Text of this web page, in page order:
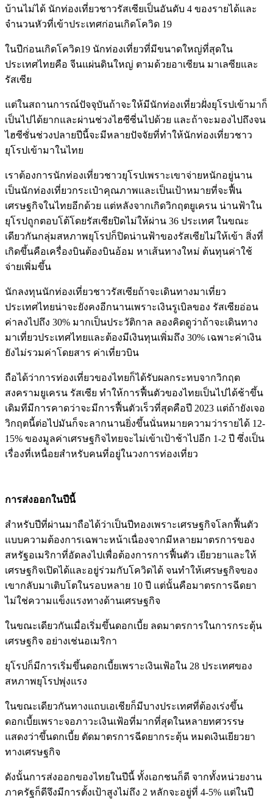
บ้านไม่ได้ นักท่องเที่ยวชาวรัสเซียเป็นอันดับ 4 ของรายได้และ
จำนวนหัวที่เข้าประเทศก่อนเกิดโควิด 19
ในปีก่อนเกิดโควิด19 นักท่องเที่ยวที่มีขนาดใหญ่ที่สุดใน
ประเทศไทยคือ จีนแผ่นดินใหญ่ ตามด้วยอาเซียน มาเลซียและ
รัสเซีย
แต่ในสถานการณ์ปัจจุบันถ้าจะให้มีนักท่องเที่ยวฝั่งยุโรปเข้ามาก็
เป็นไปได้ยากและผ่านช่วงไฮซีซี่นไปด้วย และถ้าจะมองไปถึงจน
ไฮซีซั่นช่วงปลายปีนี้จะมีหลายปัจจัยที่ทำให้นักท่องเที่ยวชาว
ยุโรปเข้ามาในไทย
เราต้องการนักท่องเที่ยวชาวยุโรปเพราะเขาจ่ายหนักอยู่นาน
เป็นนักท่องเที่ยวกระเป๋าคุณภาพและเป็นเป้าหมายที่จะฟื้น
เศรษฐกิจในไทยอีกด้วย แต่หลังจากเกิดวิกฤตยูเครน น่านฟ้าใน
ยุโรปถูกตอบโต้โดยรัสเซียปิดไม่ให้ผ่าน 36 ประเทศ ในขณะ
เดียวกันกลุ่มสหภาพยุโรปก็ปิดน่านฟ้าของรัสเซียไม่ให้เข้า สิ่งที่
เกิดขึ้นคือเครื่องบินต้องบินอ้อม หาเส้นทางใหม่ ต้นทุนค่าใช้
จ่ายเพิ่มขึ้น
นักลงทุนนักท่องเที่ยวชาวรัสเซียถ้าจะเดินทางมาเที่ยว
ประเทศไทยน่าจะยังคงอีกนานเพราะเงินรูเบิลของ รัสเซียอ่อน
ค่าลงไปถึง 30% มากเป็นประวัติกาล ลองคิดดูว่าถ้าจะเดินทาง
มาเที่ยวประเทศไทยและต้องมีเงินทุนเพิ่มถึง 30% เฉพาะค่าเงิน
ยังไม่รวมค่าโดยสาร ค่าเที่ยวบิน
ถือได้ว่าการท่องเที่ยวของไทยก็ได้รับผลกระทบจากวิกฤต
สงครามยูเครน รัสเซีย ทำให้การฟื้นตัวของไทยเป็นไปได้ช้าขึ้น
เดิมทีมีการคาดว่าจะมีการฟื้นตัวเร็วที่สุดคือปี 2023 แต่ถ้ายังเจอ
วิกฤตนี้ต่อไปมันก็จะลากนานยิ่งขึ้นนั่นหมายความว่ารายได้ 12-
15% ของมูลค่าเศรษฐกิจไทยจะไม่เข้าเป้าช้าไปอีก 1-2 ปี ซึ่งเป็น
เรื่องที่เหนื่อยสำหรับคนที่อยู่ในวงการท่องเที่ยว
การส่งออกในปีนี้
สำหรับปีที่ผ่านมาถือได้ว่าเป็นปีทองเพราะเศรษฐกิจโลกฟื้นตัว
แบบความต้องการเฉพาะหน้าเนื่องจากมีหลายมาตรการของ
สหรัฐอเมริกาที่อัดลงไปเพื่อต้องการการฟื้นตัว เยียวยาและให้
เศรษฐกิจเปิดได้และอยู่ร่วมกับโควิดได้ จนทำให้เศรษฐกิจของ
เขากลับมาเติบโตในรอบหลาย 10 ปี แต่นั้นคือมาตรการฉีดยา
ไม่ใช่ความแข็งแรงทางด้านเศรษฐกิจ
ในขณะเดียวกันเมื่อเริ่มขึ้นดอกเบี้ย ลดมาตรการในการกระตุ้น
เศรษฐกิจ อย่างเช่นอเมริกา
ยุโรปก็มีการเริ่มขึ้นดอกเบี้ยเพราะเงินเฟ้อใน 28 ประเทศของ
สหภาพยุโรปพุ่งแรง
ในขณะเดียวกันทางแถบเอเชียก็มีบางประเทศที่ต้องเร่งขึ้น
ดอกเบี้ยเพราะจอภาวะเงินเฟ้อที่มากที่สุดในหลายทศวรรษ
แสดงว่าขึ้นดกเบี้ย ตัดมาตรการฉีดยากระตุ้น หมดเงินเยียวยา
ทางเศรษฐกิจ
ดังนั้นการส่งออกของไทยในปีนี้ ทั้งเอกชนก็ดี จากทั้งหน่วยงาน
ภาครัฐก็ดีจึงมีการตั้งเป้าสูงไม่ถึง 2 หลักจะอยู่ที่ 4-5% แต่ในปี